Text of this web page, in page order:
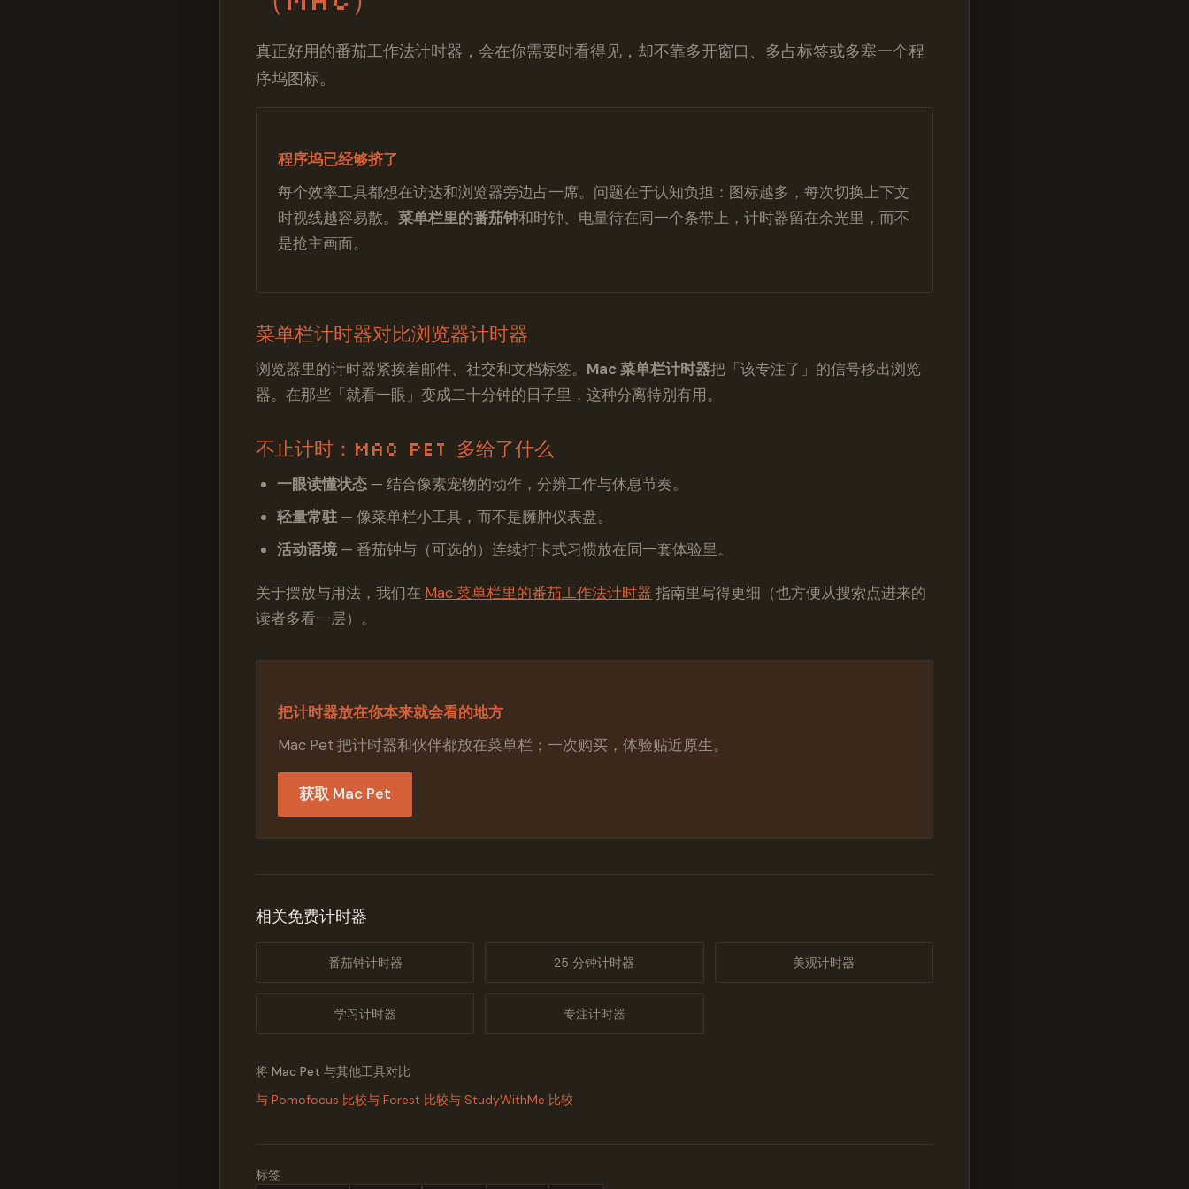
真正好用的番茄工作法计时器，会在你需要时看得见，却不靠多开窗口、多占标签或多塞一个程
序坞图标。
程序坞已经够挤了
每个效率工具都想在访达和浏览器旁边占一席。问题在于认知负担：图标越多，每次切换上下文
时视线越容易散。 菜单栏里的番茄钟和时钟、电量待在同一个条带上，计时器留在余光里，而不
是抢主画面。
菜单栏计时器对比浏览器计时器
浏览器里的计时器紧挨着邮件、社交和文档标签。 Mac 菜单栏计时器把「该专注了」的信号移出浏览
器。在那些「就看一眼」变成二十分钟的日子里，这种分离特别有用。
不止计时：Mac Pet 多给了什么
一眼读懂状态 — 结合像素宠物的动作，分辨工作与休息节奏。
轻量常驻 — 像菜单栏小工具，而不是臃肿仪表盘。
活动语境— 番茄钟与（可选的）连续打卡式习惯放在同一套体验里。
关于摆放与用法，我们在 Mac 菜单栏里的番茄工作法计时器 指南里写得更细（也方便从搜索点进来的
读者多看一层）。
把计时器放在你本来就会看的地方
Mac Pet 把计时器和伙伴都放在菜单栏；一次购买，体验贴近原生。
获取 Mac Pet
相关免费计时器
番茄钟计时器 25 分钟计时器 美观计时器
学习计时器 专注计时器
将 Mac Pet 与其他工具对比
与 Pomofocus 比较与 Forest 比较与 StudyWithMe 比较
标签